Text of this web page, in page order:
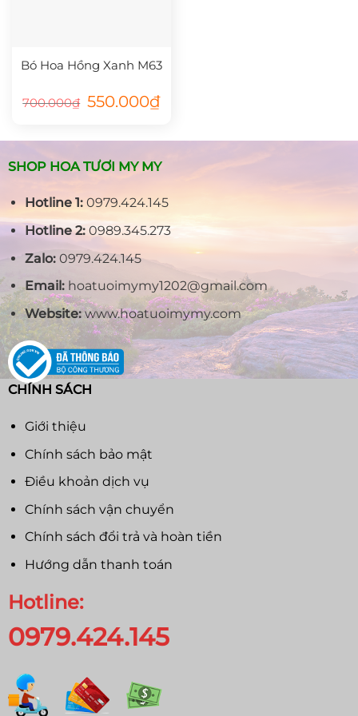
Bó Hoa Hồng Xanh M63
700.000₫
Giá
gốc
550.000₫Giá
550.000₫.
SHOP HOA TƯƠI MY MY
Hotline 1:0979.424.145
Hotline 2:0989.345.273
Zalo:0979.424.145
Email:hoatuoimymy1202@gmail.com
Website:www.hoatuoimymy.com
CHÍNH SÁCH
Giới thiệu
Chính sách bảo mật
Điều khoản dịch vụ
Chính sách vận chuyển
Chính sách đổi trả và hoàn tiền
Hướng dẫn thanh toán
Hotline:
0979.424.145